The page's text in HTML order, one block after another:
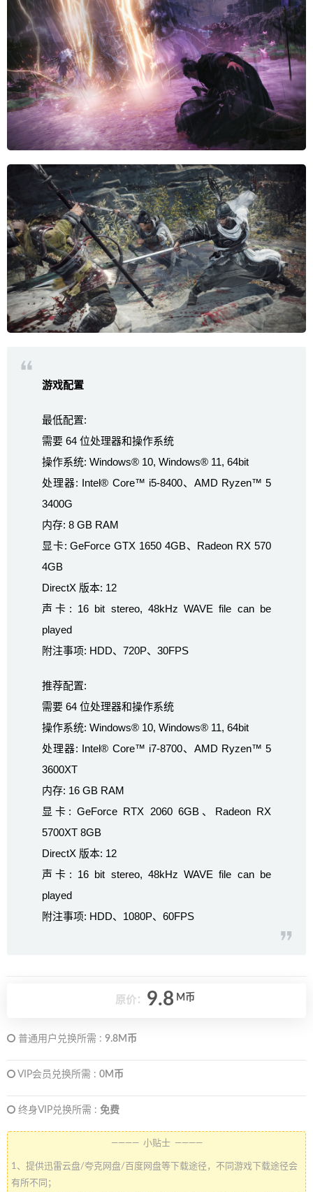
游戏配置
最低配置:
需要 64 位处理器和操作系统
操作系统: Windows® 10, Windows® 11, 64bit
处理器: Intel® Core™ i5-8400、AMD Ryzen™ 5
3400G
内存: 8 GB RAM
显卡: GeForce GTX 1650 4GB、Radeon RX 570
4GB
DirectX 版本: 12
声卡: 16 bit stereo, 48kHz WAVE file can be
played
附注事项: HDD、720P、30FPS
推荐配置:
需要 64 位处理器和操作系统
操作系统: Windows® 10, Windows® 11, 64bit
处理器: Intel® Core™ i7-8700、AMD Ryzen™ 5
3600XT
内存: 16 GB RAM
显卡: GeForce RTX 2060 6GB、Radeon RX
5700XT 8GB
DirectX 版本: 12
声卡: 16 bit stereo, 48kHz WAVE file can be
played
附注事项: HDD、1080P、60FPS
原价： 9.8 M币
普通用户兑换所需 : 9.8M币
VIP会员兑换所需 : 0M币
终身VIP兑换所需 : 免费
———— 小贴士 ————
1、提供迅雷云盘/夸克网盘/百度网盘等下载途径，不同游戏下载途径会
有所不同；